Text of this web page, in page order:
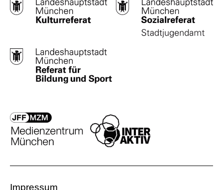
Impressum